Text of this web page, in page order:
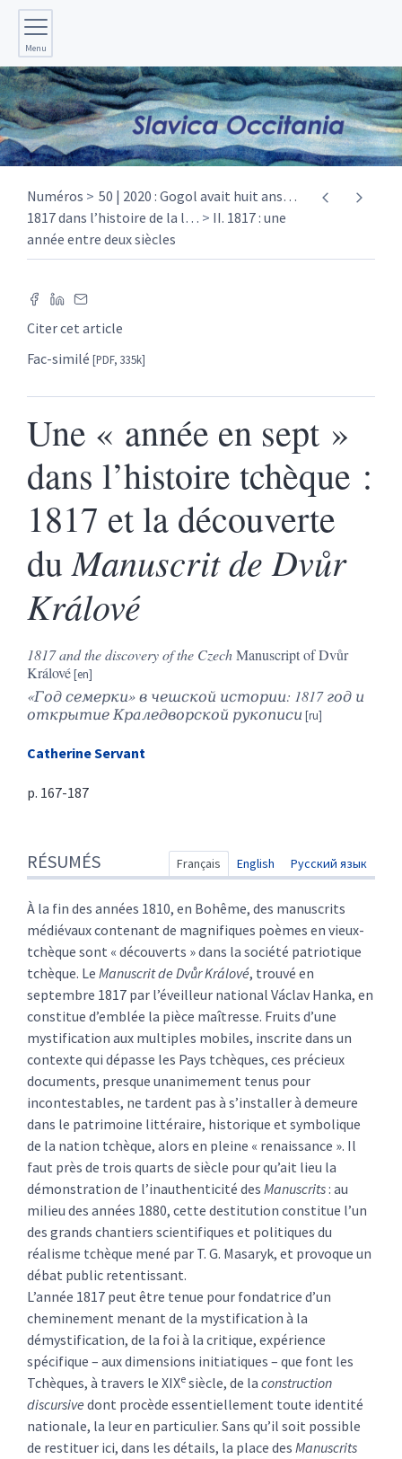
Menu
Numéros
50 | 2020 : Gogol avait huit ans…
1817 dans l’histoire de la l…
II. 1817 : une
année entre deux siècles
Citer cet article
Fac-similé [PDF, 335k]
Une « année en sept »
dans l’histoire tchèque :
1817 et la découverte
duManuscrit de Dvůr
Králové
1817 and the discovery of the CzechManuscript of Dvůr
Králové
«Год семерки» в чешской истории: 1817 год и
открытие Краледворской рукописи
CatherineServant
p. 167-187
Texte
Citer cet article
Auteur
RÉSUMÉS Français English Русский язык
À la fin des années 1810, en Bohême, des manuscrits
médiévaux contenant de magnifiques poèmes en vieux-
tchèque sont « découverts » dans la société patriotique
tchèque. Le Manuscrit de Dvůr Králové, trouvé en
septembre 1817 par l’éveilleur national Václav Hanka, en
constitue d’emblée la pièce maîtresse. Fruits d’une
mystification aux multiples mobiles, inscrite dans un
contexte qui dépasse les Pays tchèques, ces précieux
documents, presque unanimement tenus pour
incontestables, ne tardent pas à s’installer à demeure
dans le patrimoine littéraire, historique et symbolique
de la nation tchèque, alors en pleine « renaissance ». Il
faut près de trois quarts de siècle pour qu’ait lieu la
démonstration de l’inauthenticité des Manuscrits: au
milieu des années 1880, cette destitution constitue l’un
des grands chantiers scientifiques et politiques du
réalisme tchèque mené par T. G. Masaryk, et provoque un
débat public retentissant.
L’année 1817 peut être tenue pour fondatrice d’un
cheminement menant de la mystification à la
démystification, de la foi à la critique, expérience
spécifique – aux dimensions initiatiques – que font les
Tchèques, à travers le XIXe siècle, de la construction
discursive dont procède essentiellement toute identité
nationale, la leur en particulier. Sans qu’il soit possible
de restituer ici, dans les détails, la place des Manuscrits